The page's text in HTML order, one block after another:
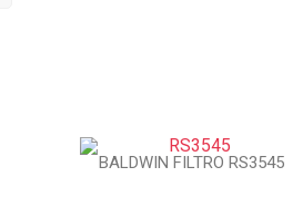
BALDWIN FILTRO RS3545